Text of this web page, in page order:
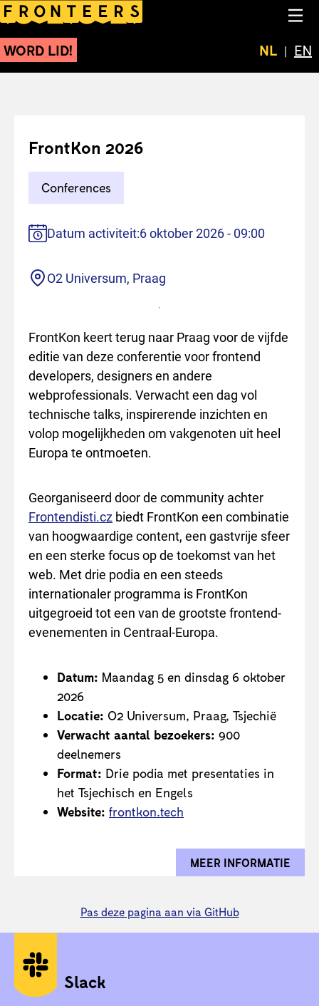
FrontKon 2026
WORD LID! Huidige
NL EN
FrontKon 2026
Conferences
Datum activiteit:6 oktober 2026 - 09:00
Locatie
O2 Universum, Praag
FrontKon keert terug naar Praag voor de vijfde
editie van deze conferentie voor frontend
developers, designers en andere
webprofessionals. Verwacht een dag vol
technische talks, inspirerende inzichten en
volop mogelijkheden om vakgenoten uit heel
Europa te ontmoeten.
Georganiseerd door de community achter
Frontendisti.cz biedt FrontKon een combinatie
van hoogwaardige content, een gastvrije sfeer
en een sterke focus op de toekomst van het
web. Met drie podia en een steeds
internationaler programma is FrontKon
uitgegroeid tot een van de grootste frontend-
evenementen in Centraal-Europa.
Datum: Maandag 5 en dinsdag 6 oktober
2026
Locatie: O2 Universum, Praag, Tsjechië
Verwacht aantal bezoekers: 900
deelnemers
Format: Drie podia met presentaties in
het Tsjechisch en Engels
Website: frontkon.tech
MEER INFORMATIE
Pas deze pagina aan via GitHub
Sociale media
Slack